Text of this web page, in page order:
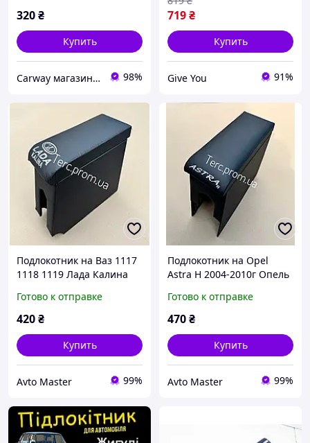
320₴
Купить
Сarway магазин автозапчастей 98%
719₴
Купить
Give You 91%
Подлокотник на Ваз 1117
1118 1119 Лада Калина
Готово к отправке
420₴
Купить
Avto Master 99%
Подлокотник на Opel
Astra H 2004-2010г Опель
Готово к отправке
470₴
Купить
Avto Master 99%